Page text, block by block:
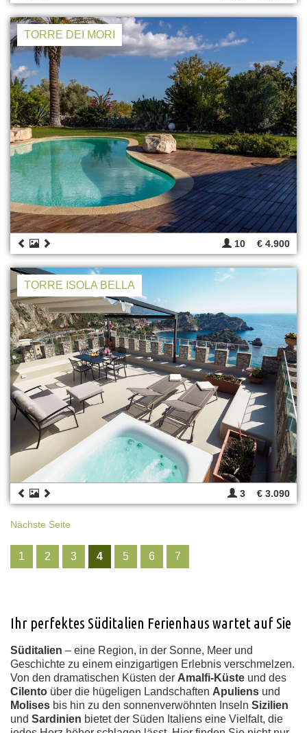
TORRE DEI MORI
10 € 4.900
TORRE ISOLA BELLA
3 € 3.090
Nächste Seite
1 2 3 4 5 6 7
Ihr perfektes Süditalien Ferienhaus wartet auf Sie
Süditalien – eine Region, in der Sonne, Meer und
Geschichte zu einem einzigartigen Erlebnis verschmelzen.
Von den dramatischen Küsten der Amalfi-Küste und des
Cilento über die hügeligen Landschaften Apuliens und
Molises bis hin zu den sonnenverwöhnten Inseln Sizilien
und Sardinien bietet der Süden Italiens eine Vielfalt, die